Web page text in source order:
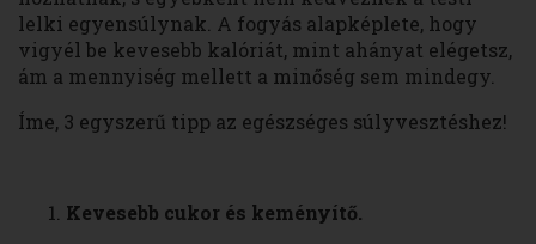
lelki egyensúlynak. A fogyás alapképlete, hogy
vigyél be kevesebb kalóriát, mint ahányat elégetsz,
ám a mennyiség mellett a minőség sem mindegy.
Íme, 3 egyszerű tipp az egészséges súlyvesztéshez!
Kevesebb cukor és keményítő.